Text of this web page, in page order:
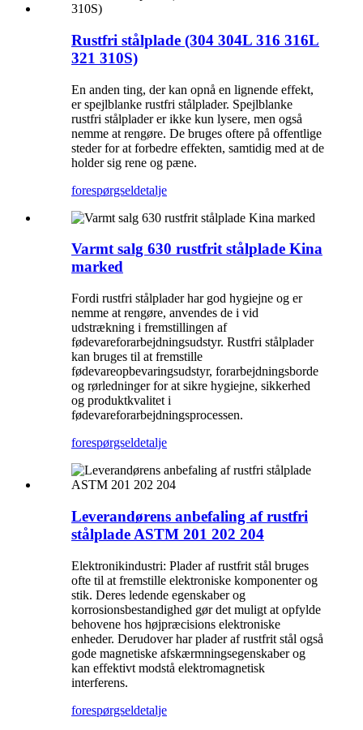
Rustfri stålplade (304 304L 316 316L
321 310S)
En anden ting, der kan opnå en lignende effekt,
er spejlblanke rustfri stålplader. Spejlblanke
rustfri stålplader er ikke kun lysere, men også
nemme at rengøre. De bruges oftere på offentlige
steder for at forbedre effekten, samtidig med at de
holder sig rene og pæne.
forespørgseldetalje
Varmt salg 630 rustfrit stålplade Kina
marked
Fordi rustfri stålplader har god hygiejne og er
nemme at rengøre, anvendes de i vid
udstrækning i fremstillingen af ​​
fødevareforarbejdningsudstyr. Rustfri stålplader
kan bruges til at fremstille
fødevareopbevaringsudstyr, forarbejdningsborde
og rørledninger for at sikre hygiejne, sikkerhed
og produktkvalitet i
fødevareforarbejdningsprocessen.
forespørgseldetalje
Leverandørens anbefaling af rustfri
stålplade ASTM 201 202 204
Elektronikindustri: Plader af rustfrit stål bruges
ofte til at fremstille elektroniske komponenter og
stik. Deres ledende egenskaber og
korrosionsbestandighed gør det muligt at opfylde
behovene hos højpræcisions elektroniske
enheder. Derudover har plader af rustfrit stål også
gode magnetiske afskærmningsegenskaber og
kan effektivt modstå elektromagnetisk
interferens.
forespørgseldetalje